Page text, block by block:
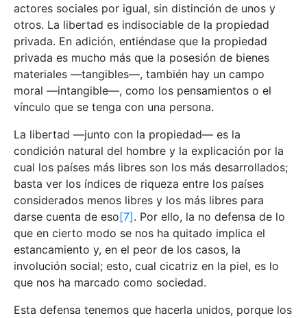
actores sociales por igual, sin distinción de unos y
otros. La libertad es indisociable de la propiedad
privada. En adición, entiéndase que la propiedad
privada es mucho más que la posesión de bienes
materiales —tangibles—, también hay un campo
moral —intangible—, como los pensamientos o el
vínculo que se tenga con una persona.
La libertad —junto con la propiedad— es la
condición natural del hombre y la explicación por la
cual los países más libres son los más desarrollados;
basta ver los índices de riqueza entre los países
considerados menos libres y los más libres para
darse cuenta de eso[7]. Por ello, la no defensa de lo
que en cierto modo se nos ha quitado implica el
estancamiento y, en el peor de los casos, la
involución social; esto, cual cicatriz en la piel, es lo
que nos ha marcado como sociedad.
Esta defensa tenemos que hacerla unidos, porque los